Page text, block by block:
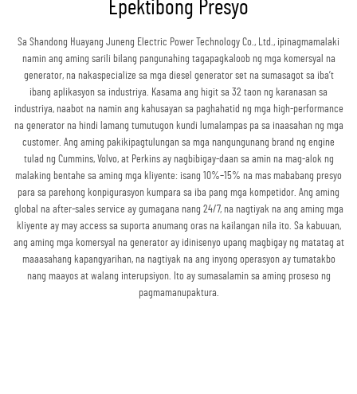
Epektibong Presyo
Sa Shandong Huayang Juneng Electric Power Technology Co., Ltd., ipinagmamalaki
namin ang aming sarili bilang pangunahing tagapagkaloob ng mga komersyal na
generator, na nakaspecialize sa mga diesel generator set na sumasagot sa iba’t
ibang aplikasyon sa industriya. Kasama ang higit sa 32 taon ng karanasan sa
industriya, naabot na namin ang kahusayan sa paghahatid ng mga high-performance
na generator na hindi lamang tumutugon kundi lumalampas pa sa inaasahan ng mga
customer. Ang aming pakikipagtulungan sa mga nangungunang brand ng engine
tulad ng Cummins, Volvo, at Perkins ay nagbibigay-daan sa amin na mag-alok ng
malaking bentahe sa aming mga kliyente: isang 10%–15% na mas mababang presyo
para sa parehong konpigurasyon kumpara sa iba pang mga kompetidor. Ang aming
global na after-sales service ay gumagana nang 24/7, na nagtiyak na ang aming mga
kliyente ay may access sa suporta anumang oras na kailangan nila ito. Sa kabuuan,
ang aming mga komersyal na generator ay idinisenyo upang magbigay ng matatag at
maaasahang kapangyarihan, na nagtiyak na ang inyong operasyon ay tumatakbo
nang maayos at walang interupsiyon. Ito ay sumasalamin sa aming proseso ng
pagmamanupaktura.